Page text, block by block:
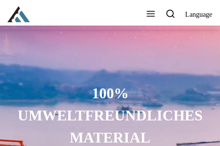
Language
100%
UMWELTFREUNDLICHES
MATERIAL